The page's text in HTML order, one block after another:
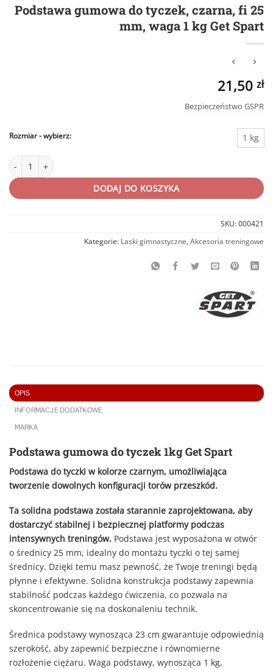
Podstawa gumowa do tyczek, czarna, fi 25
mm, waga 1 kg Get Spart
21,50 zł
Bezpieczeństwo GSPR
Rozmiar 1 kg
ilość Podstawa gumowa do tyczek, czarna, fi 25 mm, waga 1 kg Get Spart
DODAJ DO KOSZYKA
SKU: 000421
Kategorie: Laski gimnastyczne Akcesoria treningowe
OPIS
INFORMACJE DODATKOWE
MARKA
Podstawa gumowa do tyczek 1kg Get Spart
Podstawa do tyczki w kolorze czarnym, umożliwiająca
tworzenie dowolnych konfiguracji torów przeszkód.
Ta solidna podstawa została starannie zaprojektowana, aby
dostarczyć stabilnej i bezpiecznej platformy podczas
intensywnych treningów. Podstawa jest wyposażona w otwór
o średnicy 25 mm, idealny do montażu tyczki o tej samej
średnicy. Dzięki temu masz pewność, że Twoje treningi będą
płynne i efektywne. Solidna konstrukcja podstawy zapewnia
stabilność podczas każdego ćwiczenia, co pozwala na
skoncentrowanie się na doskonaleniu technik.
Średnica podstawy wynosząca 23 cm gwarantuje odpowiednią
szerokość, aby zapewnić bezpieczne i równomierne
rozłożenie ciężaru. Waga podstawy, wynosząca 1 kg,